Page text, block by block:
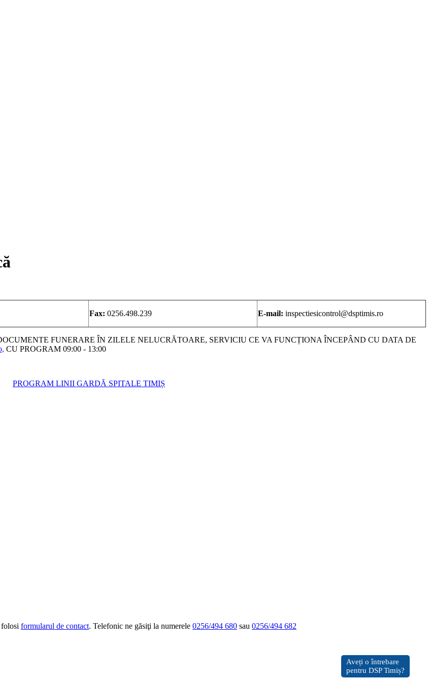
Fax: 0256.498.239 E-mail: inspectiesicontrol@dsptimis.ro
FUNERARE ÎN ZILELE NELUCRĂTOARE, SERVICIU CE VA FUNCȚIONA ÎNCEPÂND CU DATA DE
CU PROGRAM 09:00 - 13:00
PROGRAM LINII GARDĂ SPITALE TIMIȘ
formularul de contact. Telefonic ne găsiţi la numerele 0256/494 680 sau 0256/494 682